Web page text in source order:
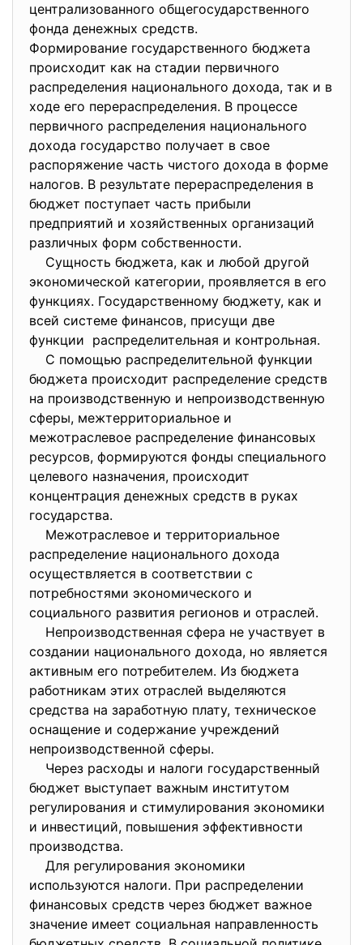
централизованного общегосударственного
фонда денежных средств.
Формирование государственного бюджета
происходит как на стадии первичного
распределения национального дохода, так и в
ходе его перераспределения. В процессе
первичного распределения национального
дохода государство получает в свое
распоряжение часть чистого дохода в форме
налогов. В результате перераспределения в
бюджет поступает часть прибыли
предприятий и хозяйственных организаций
различных форм собственности.
Сущность бюджета, как и любой другой
экономической категории, проявляется в его
функциях. Государственному бюджету, как и
всей системе финансов, присущи две
функции распределительная и контрольная.
С помощью распределительной функции
бюджета происходит распределение средств
на производственную и непроизводственную
сферы, межтерриториальное и
межотраслевое распределение финансовых
ресурсов, формируются фонды специального
целевого назначения, происходит
концентрация денежных средств в руках
государства.
Межотраслевое и территориальное
распределение национального дохода
осуществляется в соответствии с
потребностями экономического и
социального развития регионов и отраслей.
Непроизводственная сфера не участвует в
создании национального дохода, но является
активным его потребителем. Из бюджета
работникам этих отраслей выделяются
средства на заработную плату, техническое
оснащение и содержание учреждений
непроизводственной сферы.
Через расходы и налоги государственный
бюджет выступает важным институтом
регулирования и стимулирования экономики
и инвестиций, повышения эффективности
производства.
Для регулирования экономики
используются налоги. При распределении
финансовых средств через бюджет важное
значение имеет социальная направленность